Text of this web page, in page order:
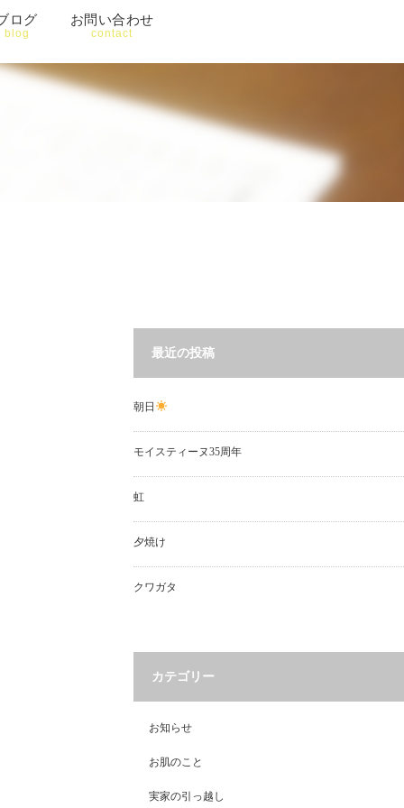
ログ
blog
お問い合わせ
contact
最近の投稿
朝日
モイスティーヌ35周年
虹
夕焼け
クワガタ
カテゴリー
お知らせ
お肌のこと
実家の引っ越し